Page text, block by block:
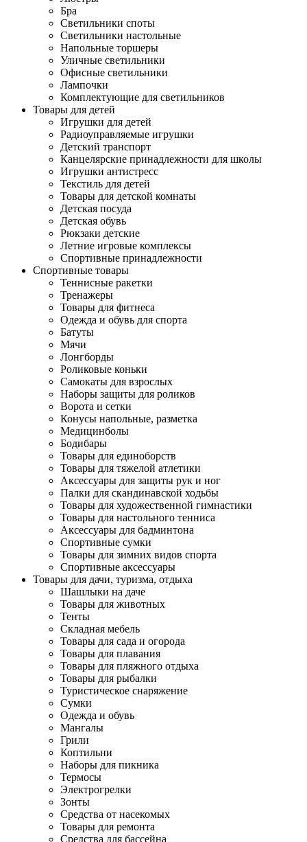
Бра
Светильники споты
Светильники настольные
Напольные торшеры
Уличные светильники
Офисные светильники
Лампочки
Комплектующие для светильников
Товары для детей
Игрушки для детей
Радиоуправляемые игрушки
Детский транспорт
Канцелярские принадлежности для школы
Игрушки антистресс
Текстиль для детей
Товары для детской комнаты
Детская посуда
Детская обувь
Рюкзаки детские
Летние игровые комплексы
Спортивные принадлежности
Спортивные товары
Теннисные ракетки
Тренажеры
Товары для фитнеса
Одежда и обувь для спорта
Батуты
Мячи
Лонгборды
Роликовые коньки
Самокаты для взрослых
Наборы защиты для роликов
Ворота и сетки
Конусы напольные, разметка
Медицинболы
Бодибары
Товары для единоборств
Товары для тяжелой атлетики
Аксессуары для защиты рук и ног
Палки для скандинавской ходьбы
Товары для художественной гимнастики
Товары для настольного тенниса
Аксессуары для бадминтона
Спортивные сумки
Товары для зимних видов спорта
Спортивные аксессуары
Товары для дачи, туризма, отдыха
Шашлыки на даче
Товары для животных
Тенты
Складная мебель
Товары для сада и огорода
Товары для плавания
Товары для пляжного отдыха
Товары для рыбалки
Туристическое снаряжение
Сумки
Одежда и обувь
Мангалы
Грили
Коптильни
Наборы для пикника
Термосы
Электрогрелки
Зонты
Средства от насекомых
Товары для ремонта
Средства для бассейна